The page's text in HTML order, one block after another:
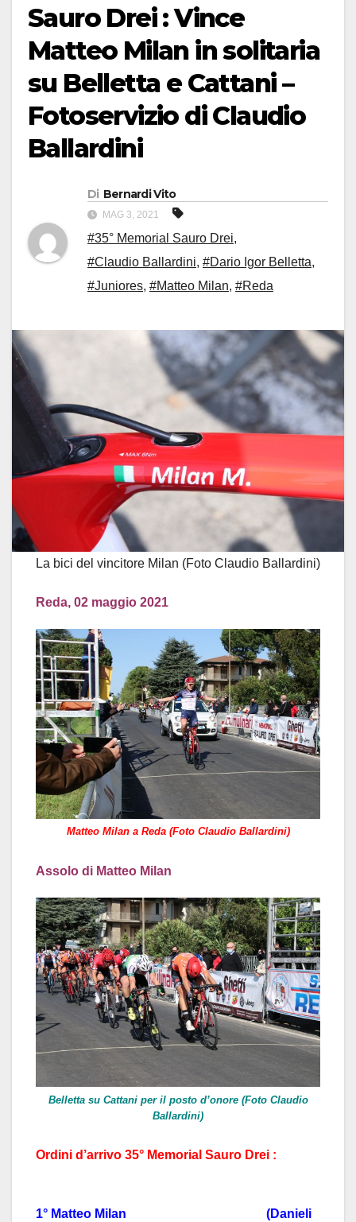
Sauro Drei : Vince
Matteo Milan in solitaria
su Belletta e Cattani –
Fotoservizio di Claudio
Ballardini
Di Bernardi Vito
MAG 3, 2021
#35° Memorial Sauro Drei,
#Claudio Ballardini, #Dario Igor Belletta,
#Juniores, #Matteo Milan, #Reda
La bici del vincitore Milan (Foto Claudio Ballardini)
Reda, 02 maggio 2021
Matteo Milan a Reda (Foto Claudio Ballardini)
Assolo di Matteo Milan
Belletta su Cattani per il posto d’onore (Foto Claudio
Ballardini)
Ordini d’arrivo 35° Memorial Sauro Drei :
1° Matteo Milan (Danieli